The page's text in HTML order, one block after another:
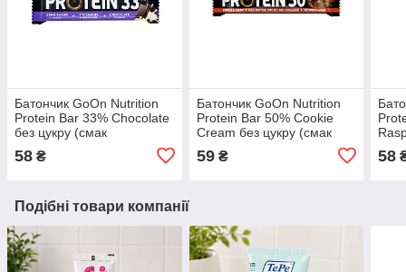
Батончик GoOn Nutrition
Protein Bar 33% Chocolate
без цукру (смак
58 ₴
Батончик GoOn Nutrition
Protein Bar 50% Cookie
Cream без цукру (смак
59₴ 58
Подібні товари компанії